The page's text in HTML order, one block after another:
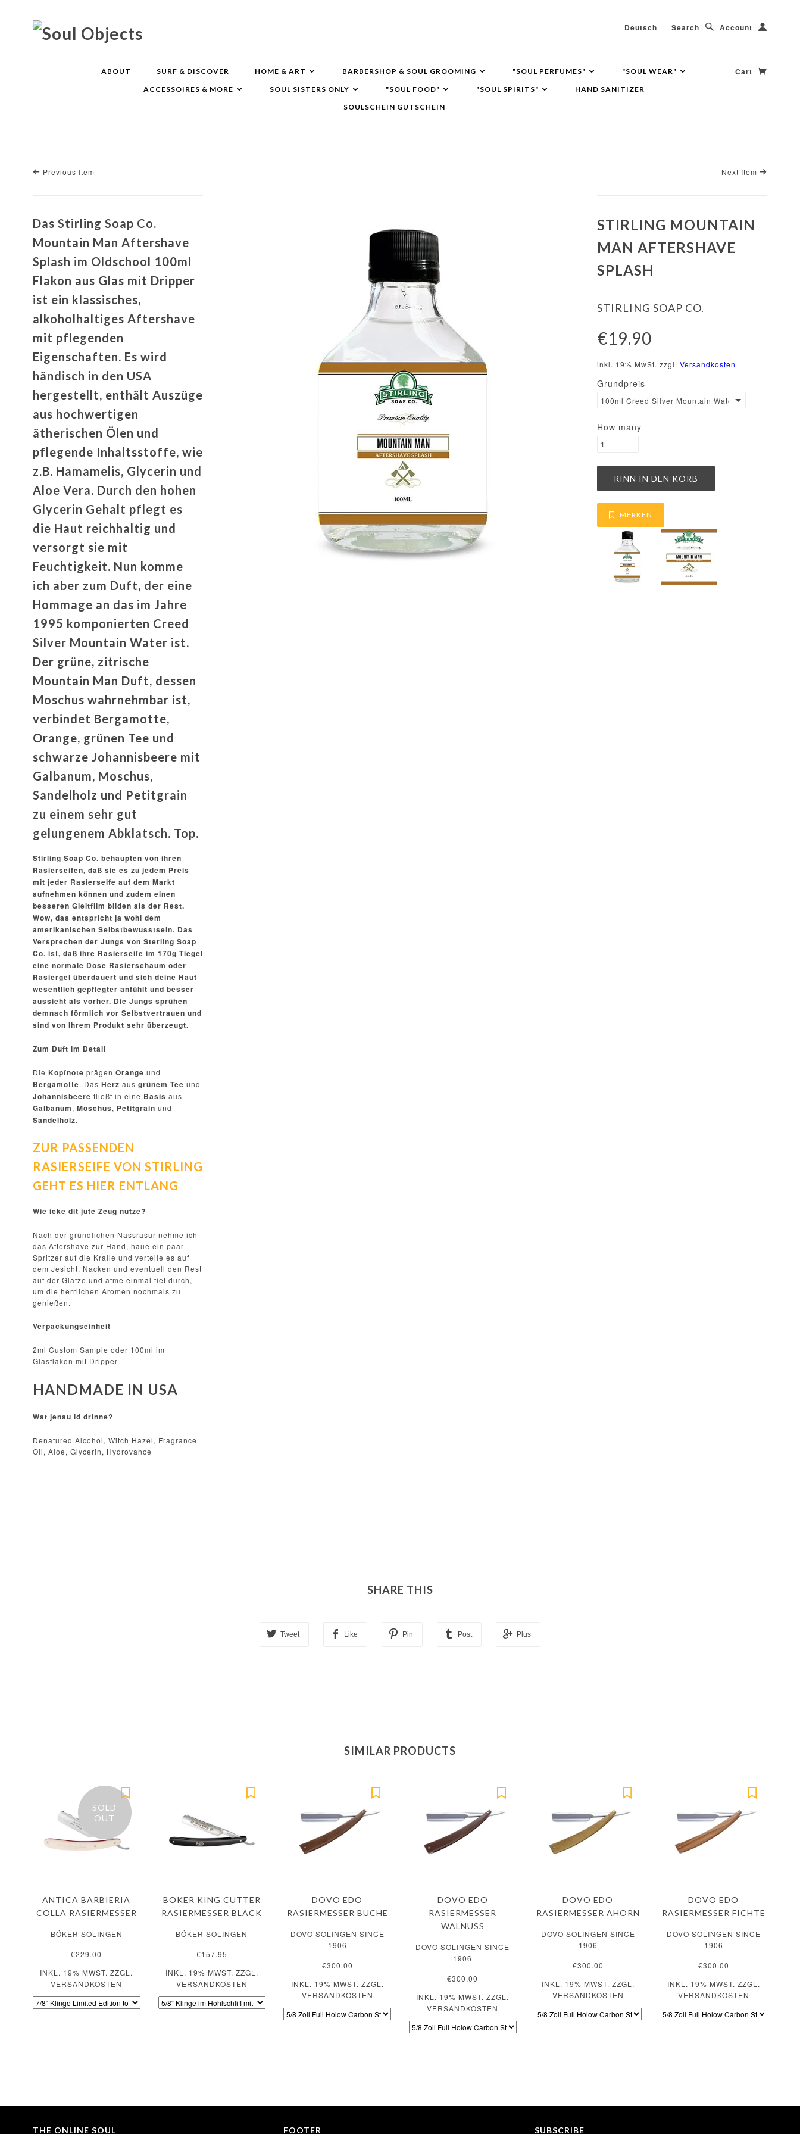
Deutsch Search Account
ABOUT SURF & DISCOVER HOME & ART BARBERSHOP & SOUL GROOMING "SOUL PERFUMES"
"SOUL WEAR"
ACCESSOIRES & MORE
SOUL SISTERS ONLY "SOUL FOOD" "SOUL SPIRITS"
HAND SANITIZER
SOULSCHEIN GUTSCHEIN
Cart
Previous Item Next Item
Das Stirling Soap Co.
Mountain Man Aftershave
Splash im Oldschool 100ml
Flakon aus Glas mit Dripper
ist ein klassisches,
alkoholhaltiges Aftershave
mit pflegenden
Eigenschaften. Es wird
händisch in den USA
hergestellt, enthält Auszüge
aus hochwertigen
ätherischen Ölen und
pflegende Inhaltsstoffe, wie
z.B. Hamamelis, Glycerin und
Aloe Vera. Durch den hohen
Glycerin Gehalt pflegt es
die Haut reichhaltig und
versorgt sie mit
Feuchtigkeit. Nun komme
ich aber zum Duft, der eine
Hommage an das im Jahre
1995 komponierten Creed
Silver Mountain Water ist.
Der grüne, zitrische
Mountain Man Duft, dessen
Moschus wahrnehmbar ist,
verbindet Bergamotte,
Orange, grünen Tee und
schwarze Johannisbeere mit
Galbanum, Moschus,
Sandelholz und Petitgrain
zu einem sehr gut
gelungenem Abklatsch. Top.
Stirling Soap Co. behaupten von ihren
Rasierseifen, daß sie es zu jedem Preis
mit jeder Rasierseife auf dem Markt
aufnehmen können und zudem einen
besseren Gleitfilm bilden als der Rest.
Wow, das entspricht ja wohl dem
amerikanischen Selbstbewusstsein. Das
Versprechen der Jungs von Sterling Soap
Co. ist, daß ihre Rasierseife im 170g Tiegel
eine normale Dose Rasierschaum oder
Rasiergel überdauert und sich deine Haut
wesentlich gepflegter anfühlt und besser
aussieht als vorher. Die Jungs sprühen
demnach förmlich vor Selbstvertrauen und
sind von Ihrem Produkt sehr überzeugt.
Zum Duft im Detail
Die Kopfnote prägen Orange und
Bergamotte. Das Herz aus grünem Tee und
Johannisbeere fließt in eine Basis aus
Galbanum, Moschus, Petitgrain und
Sandelholz.
ZUR PASSENDEN
RASIERSEIFE VON STIRLING
GEHT ES HIER ENTLANG
Wie icke dit jute Zeug nutze?
Nach der gründlichen Nassrasur nehme ich
das Aftershave zur Hand, haue ein paar
Spritzer auf die Kralle und verteile es auf
dem Jesicht, Nacken und eventuell den Rest
auf der Glatze und atme einmal tief durch,
um die herrlichen Aromen nochmals zu
genießen.
Verpackungseinheit
2ml Custom Sample oder 100ml im
Glasflakon mit Dripper
HANDMADE IN USA
Wat jenau id drinne?
Denatured Alcohol, Witch Hazel, Fragrance
Oil, Aloe, Glycerin, Hydrovance
STIRLING MOUNTAIN
MAN AFTERSHAVE
SPLASH
STIRLING SOAP CO.
€19.90
inkl. 19% MwSt. zzgl. Versandkosten
Grundpreis
100ml Creed Silver Mountain Water Hommage
How many
MERKEN
SHARE THIS
Tweet Like Pin Post Plus
SIMILAR PRODUCTS
SOLD
OUT
ANTICA BARBIERIA
COLLA RASIERMESSER
BÖKER SOLINGEN
€229.00
INKL. 19% MWST. ZZGL.
VERSANDKOSTEN
BÖKER KING CUTTER
RASIERMESSER BLACK
BÖKER SOLINGEN
€157.95
INKL. 19% MWST. ZZGL.
VERSANDKOSTEN
DOVO EDO
RASIERMESSER BUCHE
DOVO SOLINGEN SINCE
1906
€300.00
INKL. 19% MWST. ZZGL.
VERSANDKOSTEN
DOVO EDO
RASIERMESSER
WALNUSS
DOVO SOLINGEN SINCE
1906
€300.00
INKL. 19% MWST. ZZGL.
VERSANDKOSTEN
DOVO EDO
RASIERMESSER AHORN
DOVO SOLINGEN SINCE
1906
€300.00
INKL. 19% MWST. ZZGL.
VERSANDKOSTEN
DOVO EDO
RASIERMESSER FICHTE
DOVO SOLINGEN SINCE
1906
€300.00
INKL. 19% MWST. ZZGL.
VERSANDKOSTEN
THE ONLINE SOUL FOOTER SUBSCRIBE